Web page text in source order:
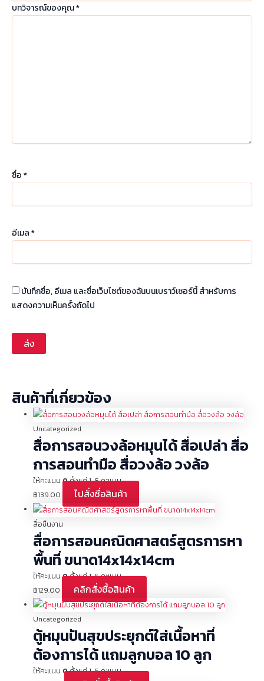
บทวิจารณ์ของคุณ*
ชื่อ*
อีเมล*
บันทึกชื่อ, อีเมล และชื่อเว็บไซต์ของฉันบนเบราว์เซอร์นี้ สำหรับการ
แสดงความเห็นครั้งถัดไป
สินค้าที่เกี่ยวข้อง
Uncategorized
สื่อการสอนวงล้อหมุนได้ สื่อเปล่า สื่อ
การสอนทำมือ สื่อวงล้อ วงล้อ
ให้คะแนน 0ตั้งแต่ 1-5 คะแนน
฿139.00 ไปสั่งซื่อสินค้า
สื่อชิ้นงาน
สื่อการสอนคณิตศาสตร์สูตรการหา
พื้นที่ ขนาด14x14x14cm
ให้คะแนน0ตั้งแต่ 1-5 คะแนน
฿129.00 คลิกสั่งซื้อสินค้า
Uncategorized
ตู้หมุนปันสุขประยุกต์ใส่เนื้อหาที่
ต้องการได้ แถมลูกบอล 10 ลูก
ให้คะแนน 0ตั้งแต่ 1-5 คะแนน